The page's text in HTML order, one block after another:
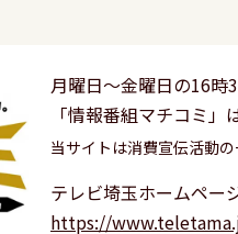
月曜日〜金曜日の16時
「情報番組マチコミ
当サイトは消費宣伝活動
テレビ埼玉ホームペー
https://